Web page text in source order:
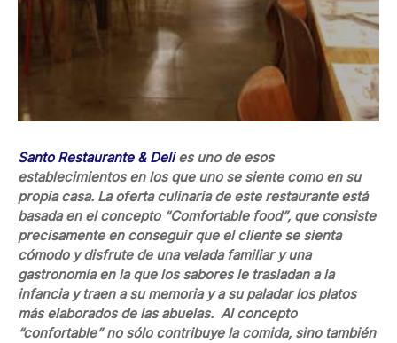
Santo Restaurante & Delies uno de esos
establecimientos en los que uno se siente como en su
propia casa. La oferta culinaria de este restaurante está
basada en el concepto “Comfortable food”, que consiste
precisamente en conseguir que el cliente se sienta
cómodo y disfrute de una velada familiar y una
gastronomía en la que los sabores le trasladan a la
infancia y traen a su memoria y a su paladar los platos
más elaborados de las abuelas. Al concepto
“confortable” no sólo contribuye la comida, sino también